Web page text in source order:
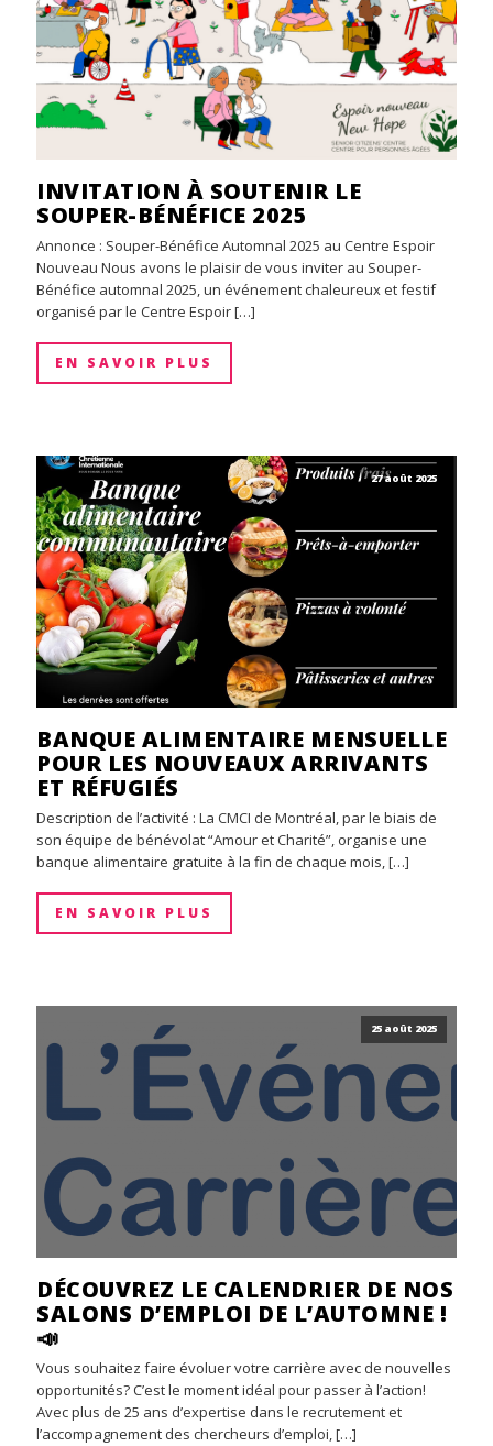
INVITATION À SOUTENIR LE
SOUPER-BÉNÉFICE 2025
Annonce : Souper-Bénéfice Automnal 2025 au Centre Espoir
Nouveau Nous avons le plaisir de vous inviter au Souper-
Bénéfice automnal 2025, un événement chaleureux et festif
organisé par le Centre Espoir […]
EN SAVOIR PLUS
27 août 2025
BANQUE ALIMENTAIRE MENSUELLE
POUR LES NOUVEAUX ARRIVANTS
ET RÉFUGIÉS
Description de l’activité : La CMCI de Montréal, par le biais de
son équipe de bénévolat “Amour et Charité”, organise une
banque alimentaire gratuite à la fin de chaque mois, […]
EN SAVOIR PLUS
25 août 2025
DÉCOUVREZ LE CALENDRIER DE NOS
SALONS D’EMPLOI DE L’AUTOMNE !
📣
Vous souhaitez faire évoluer votre carrière avec de nouvelles
opportunités? C’est le moment idéal pour passer à l’action!
Avec plus de 25 ans d’expertise dans le recrutement et
l’accompagnement des chercheurs d’emploi, […]